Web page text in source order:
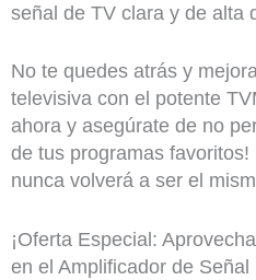
señal de TV clara y de alta
No te quedes atrás y
televisiva con el potente
ahora y asegúrate de no
de tus programas favoritos!
nunca volverá a ser el
¡Oferta Especial:
en el Amplificador de